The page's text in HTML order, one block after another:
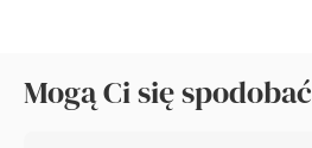
Mogą Ci się spodobać